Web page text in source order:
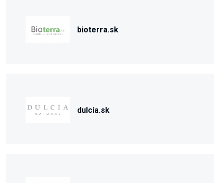
bioterra.sk
dulcia.sk